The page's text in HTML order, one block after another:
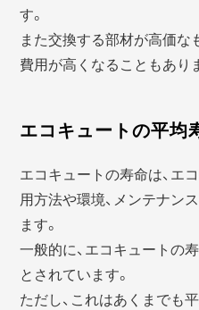
す。
また交換する部材が高価
費用が高くなることもあり
エコキュートの平均
エコキュートの寿命は、エ
用方法や環境、メンテナン
ます。
一般的に、エコキュートの
とされています。
ただし、これはあくまでも